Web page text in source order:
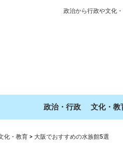
政治から行政や文化
政治・行政 文化・教
化・教育 > 大阪でおすすめの水族館5選